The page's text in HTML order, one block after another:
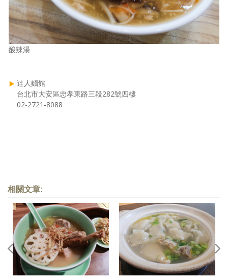
酸辣湯
達人麵館
台北市大安區忠孝東路三段282號四樓
02-2721-8088
相關文章: